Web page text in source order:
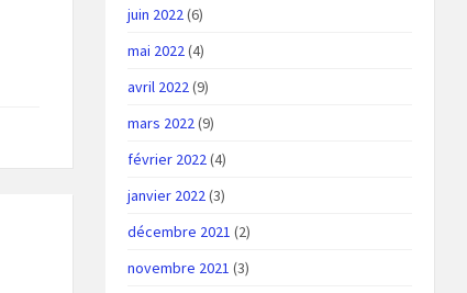
juin 2022(6)
mai 2022(4)
avril 2022(9)
mars 2022(9)
février 2022(4)
janvier 2022(3)
décembre 2021 (2)
novembre 2021 (3)